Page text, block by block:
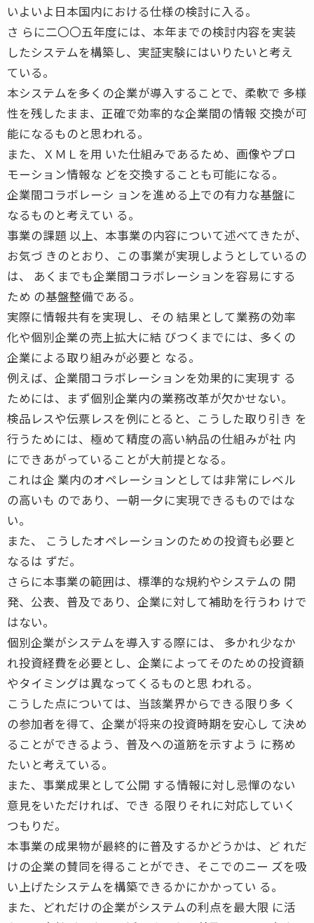
いよいよ日本国内における仕様の検討に入る。
さ らに二〇〇五年度には、本年までの検討内容を実装
したシステムを構築し、実証実験にはいりたいと考え
ている。
本システムを多くの企業が導入することで、柔軟で 多様
性を残したまま、正確で効率的な企業間の情報 交換が可
能になるものと思われる。
また、ＸＭＬを用 いた仕組みであるため、画像やプロ
モーション情報な どを交換することも可能になる。
企業間コラボレーシ ョンを進める上での有力な基盤に
なるものと考えてい る。
事業の課題 以上、本事業の内容について述べてきたが、
お気づ きのとおり、この事業が実現しようとしているの
は、 あくまでも企業間コラボレーションを容易にする
ため の基盤整備である。
実際に情報共有を実現し、その 結果として業務の効率
化や個別企業の売上拡大に結 びつくまでには、多くの
企業による取り組みが必要と なる。
例えば、企業間コラボレーションを効果的に実現す る
ためには、まず個別企業内の業務改革が欠かせない。
検品レスや伝票レスを例にとると、こうした取り引き を
行うためには、極めて精度の高い納品の仕組みが社 内
にできあがっていることが大前提となる。
これは企 業内のオペレーションとしては非常にレベル
の高いも のであり、一朝一夕に実現できるものではな
い。
また、 こうしたオペレーションのための投資も必要と
なるは ずだ。
さらに本事業の範囲は、標準的な規約やシステムの 開
発、公表、普及であり、企業に対して補助を行うわ けで
はない。
個別企業がシステムを導入する際には、 多かれ少なか
れ投資経費を必要とし、企業によってそのための投資額
やタイミングは異なってくるものと思 われる。
こうした点については、当該業界からできる限り多 く
の参加者を得て、企業が将来の投資時期を安心し て決め
ることができるよう、普及への道筋を示すよう に務め
たいと考えている。
また、事業成果として公開 する情報に対し忌憚のない
意見をいただければ、でき る限りそれに対応していく
つもりだ。
本事業の成果物が最終的に普及するかどうかは、ど れだ
けの企業の賛同を得ることができ、そこでのニー ズを吸
い上げたシステムを構築できるかにかかってい る。
また、どれだけの企業がシステムの利点を最大限 に活